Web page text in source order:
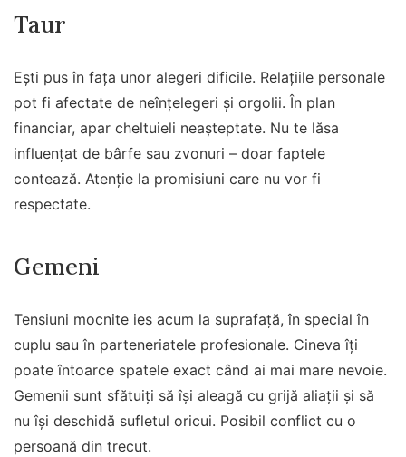
Taur
Ești pus în fața unor alegeri dificile. Relațiile personale
pot fi afectate de neînțelegeri și orgolii. În plan
financiar, apar cheltuieli neașteptate. Nu te lăsa
influențat de bârfe sau zvonuri – doar faptele
contează. Atenție la promisiuni care nu vor fi
respectate.
Gemeni
Tensiuni mocnite ies acum la suprafață, în special în
cuplu sau în parteneriatele profesionale. Cineva îți
poate întoarce spatele exact când ai mai mare nevoie.
Gemenii sunt sfătuiți să își aleagă cu grijă aliații și să
nu își deschidă sufletul oricui. Posibil conflict cu o
persoană din trecut.